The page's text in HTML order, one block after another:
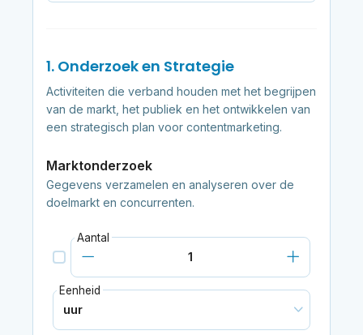
1. Onderzoek en Strategie
Activiteiten die verband houden met het begrijpen
van de markt, het publiek en het ontwikkelen van
een strategisch plan voor contentmarketing.
Marktonderzoek
Gegevens verzamelen en analyseren over de
doelmarkt en concurrenten.
Aantal
Eenheid